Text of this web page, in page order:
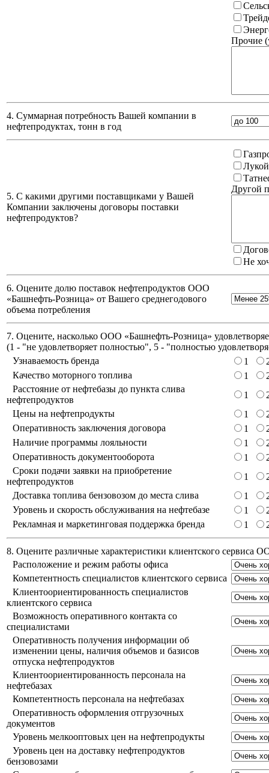
Прочие
4. Суммарная потребность Вашей компании в
нефтепродуктах, тонн в год
5. С какими другими поставщиками у Вашей
Компании заключены договоры поставки
нефтепродуктов?
Другой
Не
6. Оцените долю поставок нефтепродуктов ООО
«Башнефть-Розница» от Вашего среднегодового
объема потребления
7. Оцените, насколько ООО «Башнефть-Розница»
(1 - "не удовлетворяет полностью", 5 - "полностью
Узнаваемость бренда
1
Качество моторного топлива
1
Расстояние от нефтебазы до пункта слива
нефтепродуктов
1
Цены на нефтепродукты
1
Оперативность заключения договора
1
Наличие программы лояльности
1
Оперативность документооборота
1
Сроки подачи заявки на приобретение
нефтепродуктов
1
Доставка топлива бензовозом до места слива
1
Уровень и скорость обслуживания на нефтебазе
1
Рекламная и маркетинговая поддержка бренда
1
8. Оцените различные характеристики клиентского сервиса
Расположение и режим работы офиса
Компетентность специалистов клиентского сервиса
Клиентоориентированность специалистов
клиентского сервиса
Возможность оперативного контакта со
специалистами
Оперативность получения информации об
изменении цены, наличия объемов и базисов
отпуска нефтепродуктов
Клиентоориентированность персонала на
нефтебазах
Компетентность персонала на нефтебазах
Оперативность оформления отгрузочных
документов
Уровень мелкооптовых цен на нефтепродукты
Уровень цен на доставку нефтепродуктов
бензовозами